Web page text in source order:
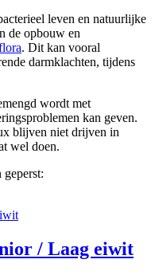
leven en natuurlijke
de opbouw en
. Dit kan vooral
darmklachten, tijdens
wordt met
kan geven.
blijven niet drijven in
wel doen.
/ Laag eiwit